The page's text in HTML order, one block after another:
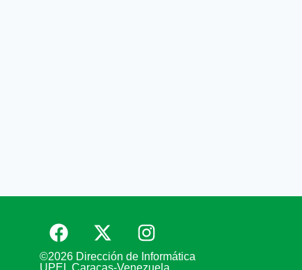
©2026 Dirección de Informática
UPEL Caracas-Venezuela